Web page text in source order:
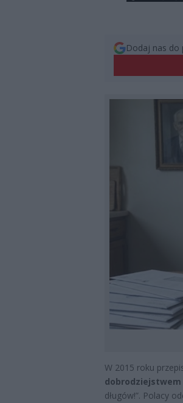
Dodaj nas do
W 2015 roku
długów!”. Polacy